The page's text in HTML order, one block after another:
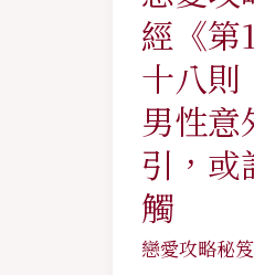
經《第
十八則
男性意
引，或
觸
戀愛攻略秘
愛
攻
略
男
人
的
戀
愛